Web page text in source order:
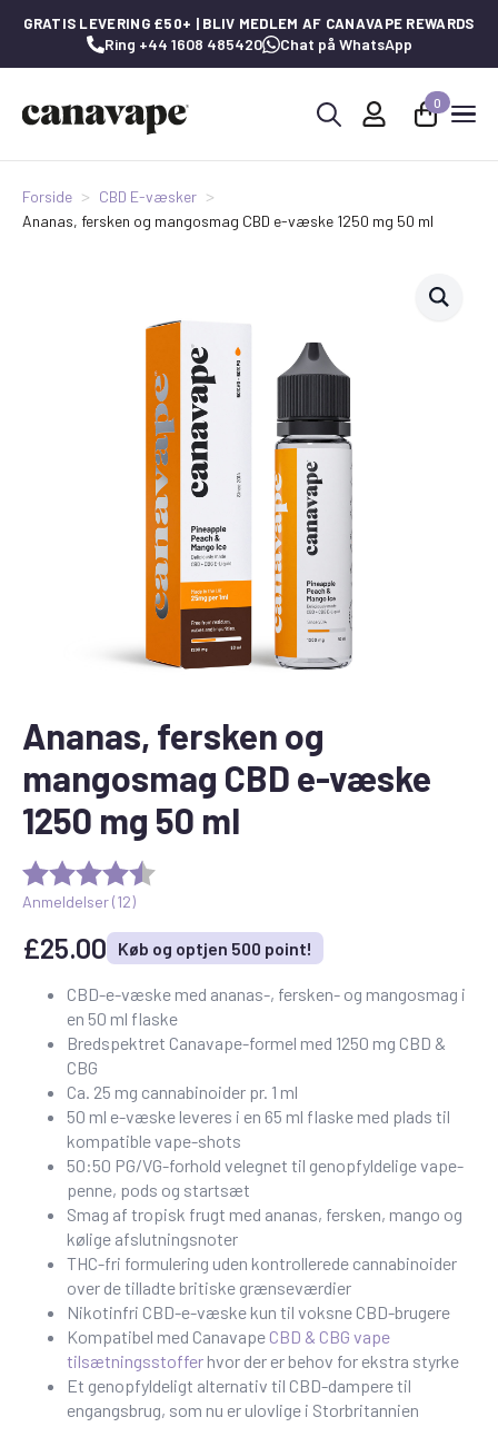
GRATIS LEVERING £50+ | BLIV MEDLEM AF CANAVAPE REWARDS
Ring +44 1608 485420 Chat på WhatsApp
0
Forside
CBD E-væsker
Ananas, fersken og mangosmag CBD e-væske 1250 mg 50 ml
Ananas, fersken og
mangosmag CBD e-væske
1250 mg 50 ml
Anmeldelser (12)
£25.00 Køb og optjen 500 point!
CBD-e-væske med ananas-, fersken- og mangosmag i
en 50 ml flaske
Bredspektret Canavape-formel med 1250 mg CBD &
CBG
Ca. 25 mg cannabinoider pr. 1 ml
50 ml e-væske leveres i en 65 ml flaske med plads til
kompatible vape-shots
50:50 PG/VG-forhold velegnet til genopfyldelige vape-
penne, pods og startsæt
Smag af tropisk frugt med ananas, fersken, mango og
kølige afslutningsnoter
THC-fri formulering uden kontrollerede cannabinoider
over de tilladte britiske grænseværdier
Nikotinfri CBD-e-væske kun til voksne CBD-brugere
Kompatibel med Canavape CBD & CBG vape
tilsætningsstoffer hvor der er behov for ekstra styrke
Et genopfyldeligt alternativ til CBD-dampere til
engangsbrug, som nu er ulovlige i Storbritannien